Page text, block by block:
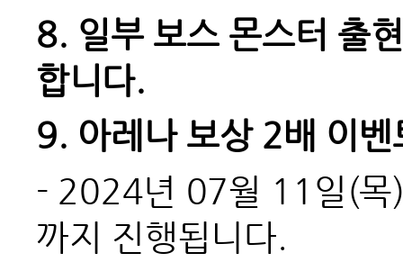
8. 일부 보스 몬스터 출
합니다.
9. 아레나 보상 2배 이
- 2024년 07월 11일(
까지 진행됩니다.